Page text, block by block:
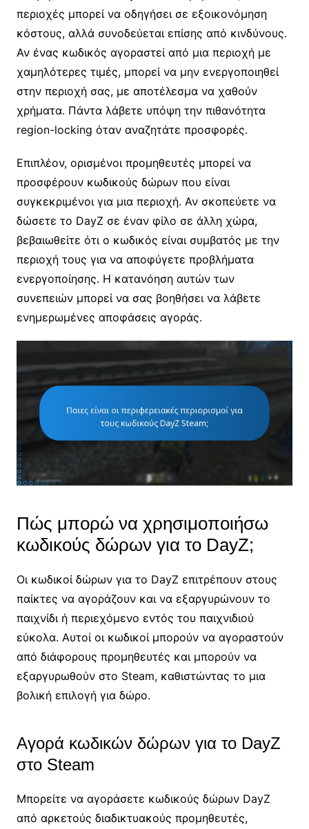
περιοχές μπορεί να οδηγήσει σε εξοικονόμηση
κόστους, αλλά συνοδεύεται επίσης από κινδύνους.
Αν ένας κωδικός αγοραστεί από μια περιοχή με
χαμηλότερες τιμές, μπορεί να μην ενεργοποιηθεί
στην περιοχή σας, με αποτέλεσμα να χαθούν
χρήματα. Πάντα λάβετε υπόψη την πιθανότητα
region-locking όταν αναζητάτε προσφορές.
Επιπλέον, ορισμένοι προμηθευτές μπορεί να
προσφέρουν κωδικούς δώρων που είναι
συγκεκριμένοι για μια περιοχή. Αν σκοπεύετε να
δώσετε το DayZ σε έναν φίλο σε άλλη χώρα,
βεβαιωθείτε ότι ο κωδικός είναι συμβατός με την
περιοχή τους για να αποφύγετε προβλήματα
ενεργοποίησης. Η κατανόηση αυτών των
συνεπειών μπορεί να σας βοηθήσει να λάβετε
ενημερωμένες αποφάσεις αγοράς.
Πώς μπορώ να χρησιμοποιήσω
κωδικούς δώρων για το DayZ;
Οι κωδικοί δώρων για το DayZ επιτρέπουν στους
παίκτες να αγοράζουν και να εξαργυρώνουν το
παιχνίδι ή περιεχόμενο εντός του παιχνιδιού
εύκολα. Αυτοί οι κωδικοί μπορούν να αγοραστούν
από διάφορους προμηθευτές και μπορούν να
εξαργυρωθούν στο Steam, καθιστώντας το μια
βολική επιλογή για δώρο.
Αγορά κωδικών δώρων για το DayZ
στο Steam
Μπορείτε να αγοράσετε κωδικούς δώρων DayZ
από αρκετούς διαδικτυακούς προμηθευτές,